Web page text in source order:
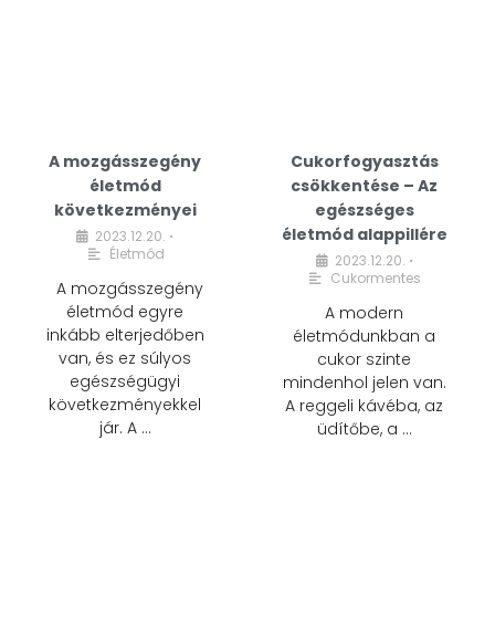
A mozgásszegény
életmód
következményei
2023.12.20. •
Életmód
A mozgásszegény
életmód egyre
inkább elterjedőben
van, és ez súlyos
egészségügyi
következményekkel
jár. A …
Cukorfogyasztás
csökkentése – Az
egészséges
életmód alappillére
2023.12.20. •
Cukormentes
A modern
életmódunkban a
cukor szinte
mindenhol jelen van.
A reggeli kávéba, az
üdítőbe, a …